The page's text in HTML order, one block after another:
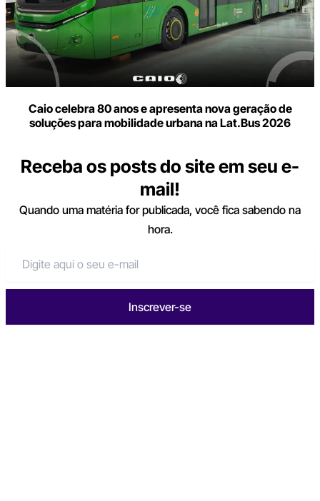
Caio celebra 80 anos e apresenta nova geração de
soluções para mobilidade urbana na Lat.Bus 2026
Receba os posts do site em seu e-
mail!
Quando uma matéria for publicada, você fica sabendo na
hora.
Inscrever-se